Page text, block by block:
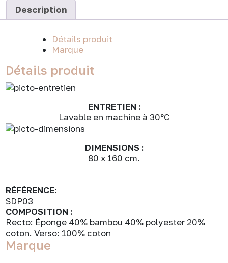
Description
Détails produit
Marque
Détails produit
ENTRETIEN :
Lavable en machine à 30°C
DIMENSIONS :
80 x 160 cm.
RÉFÉRENCE:
SDP03
COMPOSITION :
Recto: Éponge 40% bambou 40% polyester 20%
coton. Verso: 100% coton
Marque